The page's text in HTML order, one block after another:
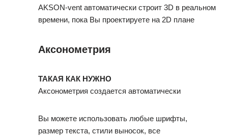
AKSON-vent автоматически строит 3D в реальном
времени, пока Вы проектируете на 2D плане
Аксонометрия
ТАКАЯ КАК НУЖНО
Аксонометрия создается автоматически
Вы можете использовать любые шрифты,
размер текста, стили выносок, все